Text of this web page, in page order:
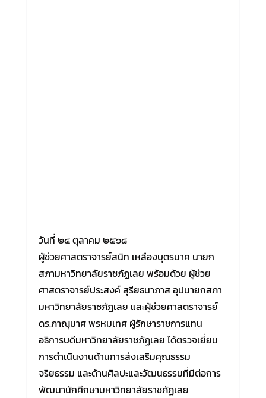
วันที่ ๒๔ ตุลาคม ๒๕๖๘
ผู้ช่วยศาสตราจารย์สนิท เหลืองบุตรนาค นายก
สภามหาวิทยาลัยราชภัฏเลย พร้อมด้วย ผู้ช่วย
ศาสตราจารย์ประสงค์ สุรียธนาภาส อุปนายกสภา
มหาวิทยาลัยราชภัฏเลย และผู้ช่วยศาสตราจารย์
ดร.ภาณุมาศ พรหมเทศ ผู้รักษาราชการแทน
อธิการบดีมหาวิทยาลัยราชภัฏเลย ได้ตรวจเยี่ยม
การดำเนินงานด้านการส่งเสริมคุณธรรม
จริยธรรม และด้านศิลปะและวัฒนธรรมที่มีต่อการ
พัฒนานักศึกษามหาวิทยาลัยราชภัฏเลย